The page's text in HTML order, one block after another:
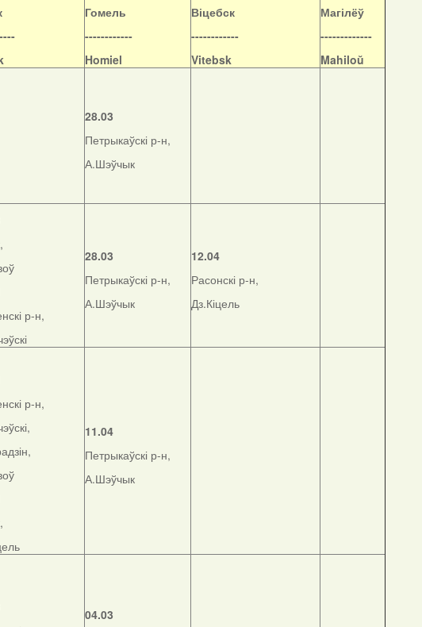
Гомель
------------
Homiel
Віцебск
------------
Vitebsk
Магілёў
-------------
Mahiloŭ
28.03
Петрыкаўскі р-н,
А.Шэўчык
р-н,
28.03
Петрыкаўскі р-н,
А.Шэўчык
12.04
Расонскі р-н,
Дз.Кіцель
р-н,
11.04
Петрыкаўскі р-н,
А.Шэўчык
04.03